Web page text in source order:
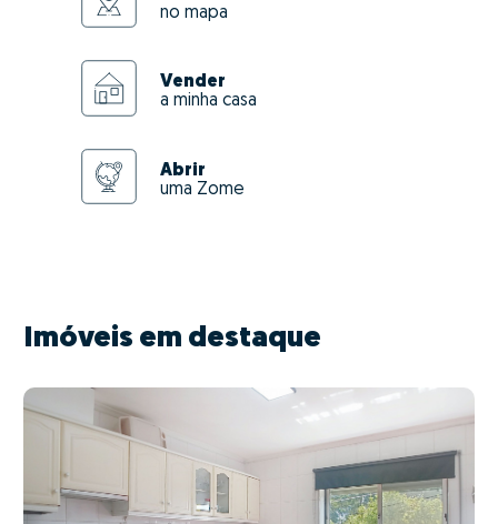
no mapa
Vender
a minha casa
Abrir
uma Zome
Imóveis em destaque